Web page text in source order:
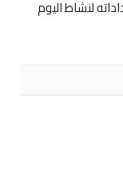
لنشاط اليوم